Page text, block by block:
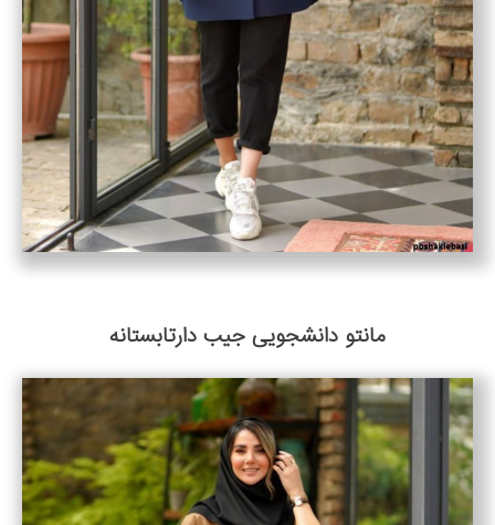
مانتو دانشجویی جیب دارتابستانه